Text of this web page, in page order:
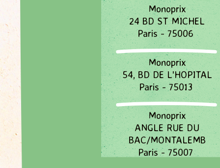
Monoprix
24 BD ST MICHEL
Paris - 75006
Monoprix
54, BD DE L'HOPITAL
Paris - 75013
Monoprix
ANGLE RUE DU
BAC/MONTALEMB
Paris - 75007